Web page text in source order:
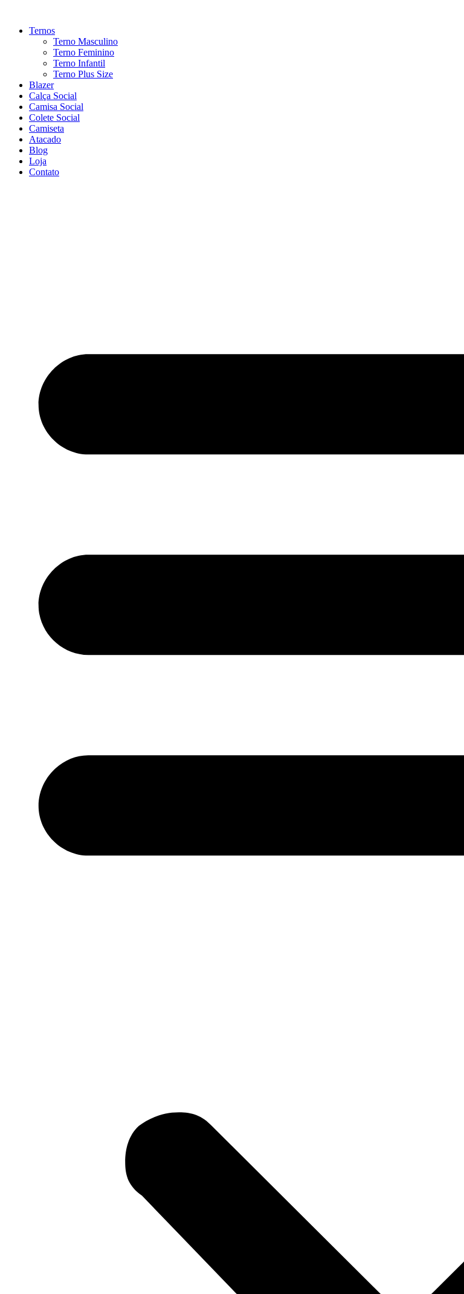
Ternos
Terno Masculino
Terno Feminino
Terno Infantil
Terno Plus Size
Blazer
Calça Social
Camisa Social
Colete Social
Camiseta
Atacado
Blog
Loja
Contato